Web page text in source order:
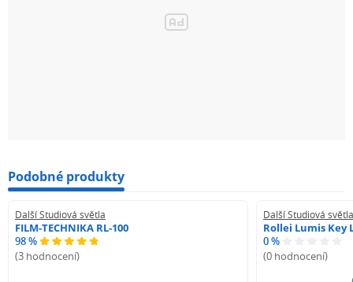
Podobné produkty
Další Studiová světla
FILM-TECHNIKA RL-100
98 %
(3 hodnocení)
Další Studiová světla
Rollei Lumis Key
0 %
(0 hodnocení)